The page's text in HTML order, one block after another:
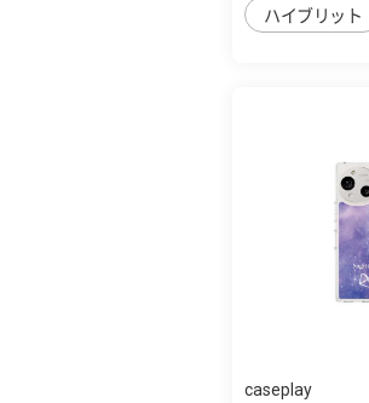
ハイブリット
caseplay